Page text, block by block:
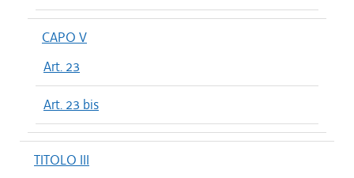
CAPO V
Art. 23
Art. 23 bis
TITOLO III